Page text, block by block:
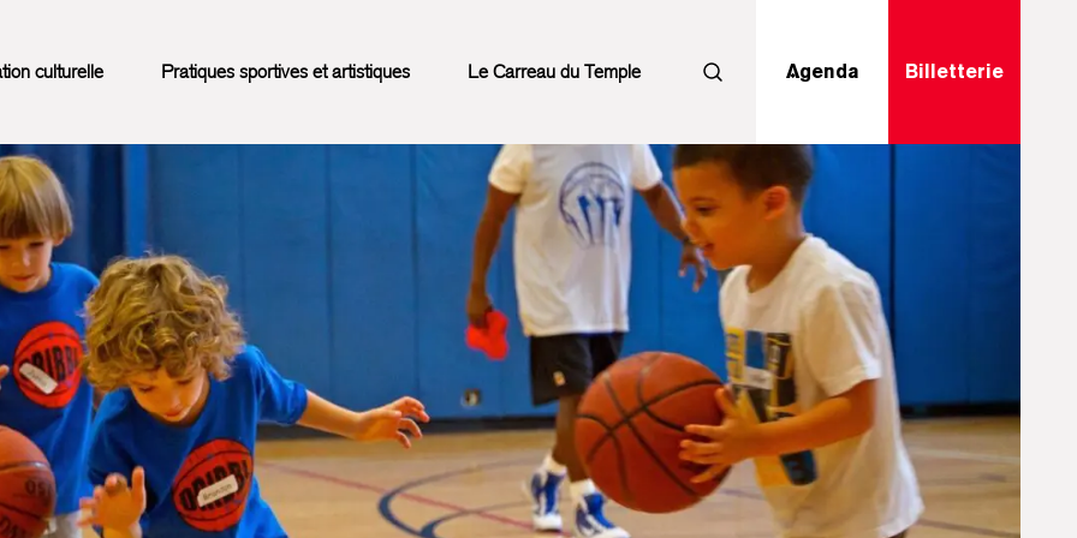
culturelle Pratiques sportives et artistiques Le Carreau du Temple RechercherAgenda Billetterie